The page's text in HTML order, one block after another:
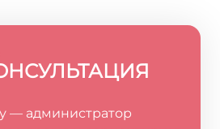
— администратор